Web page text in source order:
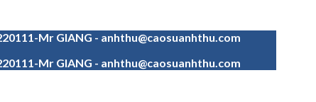
Mr GIANG - anhthu@caosuanhthu.com
Mr GIANG - anhthu@caosuanhthu.com